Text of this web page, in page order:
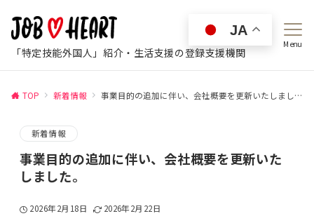
「特定技能外国人」紹介・生活支援の登録支援機関
Menu
TOP 新着情報 事業目的の追加に伴い、会社概要を更新いたしました。
新着情報
事業目的の追加に伴い、会社概要を更新いた
しました。
2026年2月18日 2026年2月22日
JA